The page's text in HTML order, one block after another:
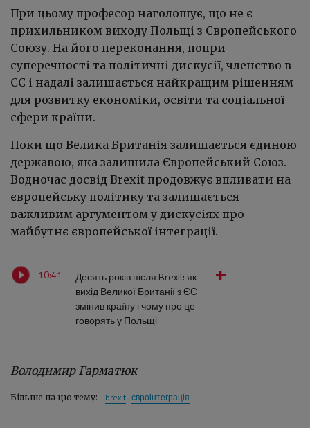
При цьому професор наголошує, що не є
прихильником виходу Польщі з Європейського
Союзу. На його переконання, попри
суперечності та політичні дискусії, членство в
ЄС і надалі залишається найкращим рішенням
для розвитку економіки, освіти та соціальної
сфери країни.
Поки що Велика Британія залишається єдиною
державою, яка залишила Європейський Союз.
Водночас досвід Brexit продовжує впливати на
європейську політику та залишається
важливим аргументом у дискусіях про
майбутнє європейської інтеграції.
10:41
Десять років після Brexit: як
вихід Великої Британії з ЄС
змінив країну і чому про це
говорять у Польщі
Володимир Гарматюк
Більше на цю тему: brexit євроінтеграція